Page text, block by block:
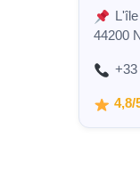
44200
+33
4,8/